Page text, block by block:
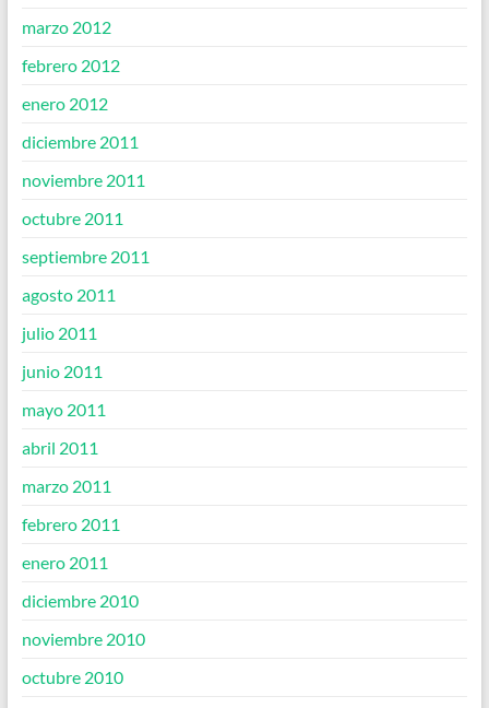
marzo 2012
febrero 2012
enero 2012
diciembre 2011
noviembre 2011
octubre 2011
septiembre 2011
agosto 2011
julio 2011
junio 2011
mayo 2011
abril 2011
marzo 2011
febrero 2011
enero 2011
diciembre 2010
noviembre 2010
octubre 2010